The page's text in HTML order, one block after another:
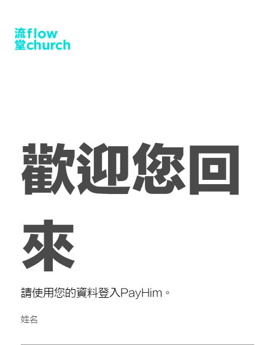
​歡迎您回
來
請使用您的資料登入PayHim。
姓名